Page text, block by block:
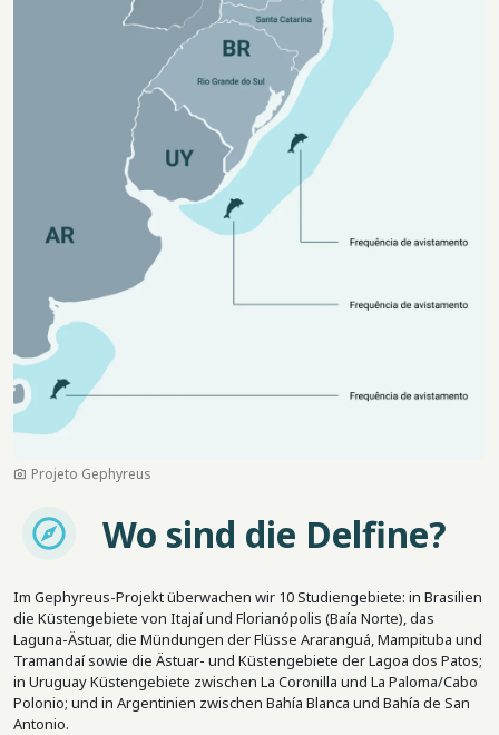
Projeto Gephyreus
Imagem Wo sind die Delfine?
Im Gephyreus-Projekt überwachen wir 10 Studiengebiete: in Brasilien
die Küstengebiete von Itajaí und Florianópolis (Baía Norte), das
Laguna-Ästuar, die Mündungen der Flüsse Araranguá, Mampituba und
Tramandaí sowie die Ästuar- und Küstengebiete der Lagoa dos Patos;
in Uruguay Küstengebiete zwischen La Coronilla und La Paloma/Cabo
Polonio; und in Argentinien zwischen Bahía Blanca und Bahía de San
Antonio.